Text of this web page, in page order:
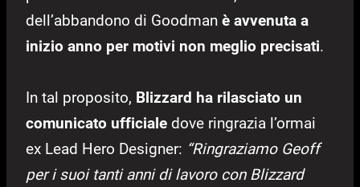
dell’abbandono di Goodman è avvenuta a
inizio anno per motivi non meglio precisati.
In tal proposito, Blizzard ha rilasciato un
comunicato ufficiale dove ringrazia l’ormai
ex Lead Hero Designer: “Ringraziamo Geoff
per i suoi tanti anni di lavoro con Blizzard